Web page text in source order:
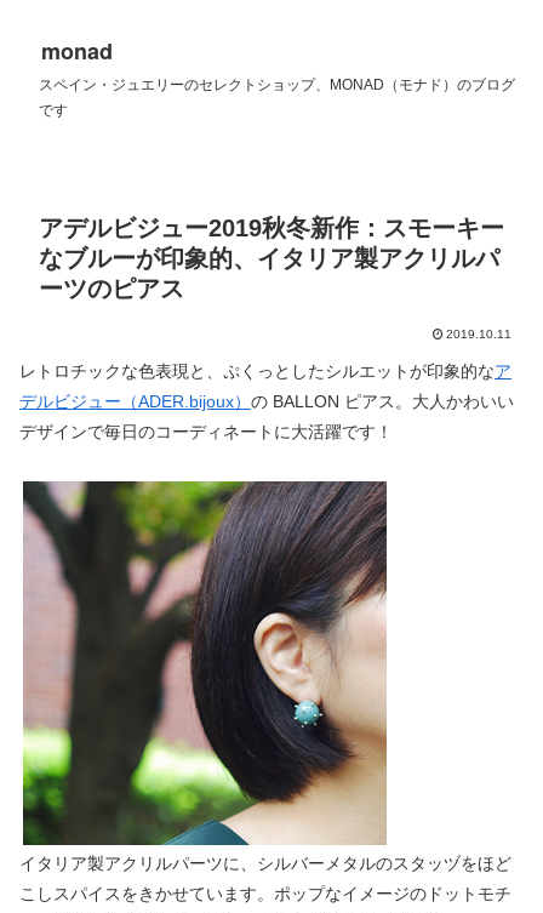
monad
スペイン・ジュエリーのセレクトショップ、MONAD（モナド）のブログ
です
アデルビジュー2019秋冬新作：スモーキー
なブルーが印象的、イタリア製アクリルパ
ーツのピアス
2019.10.11
レトロチックな色表現と、ぷくっとしたシルエットが印象的なア
デルビジュー（ADER.bijoux） の BALLON ピアス。大人かわいい
デザインで毎日のコーディネートに大活躍です！
イタリア製アクリルパーツに、シルバーメタルのスタッヅをほど
こしスパイスをきかせています。ポップなイメージのドットモチ